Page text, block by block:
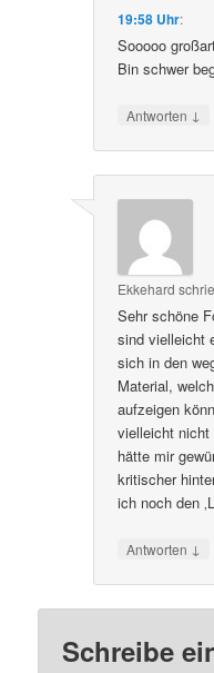
19:58 Uhr:
Sooooo
Bin schwer
Antworten ↓
Ekkehard
Sehr schöne
sind vielleicht
sich in den
Material,
aufzeigen
vielleicht nicht
hätte mir
kritischer
ich noch den
Antworten ↓
Schreibe